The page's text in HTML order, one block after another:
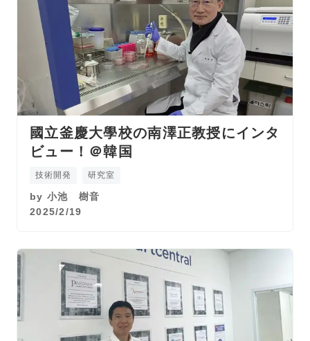
國立釜慶大學校の南澤正教授にインタ
ビュー！＠韓国
技術開発 研究室
by 小池 樹音
2025/2/19